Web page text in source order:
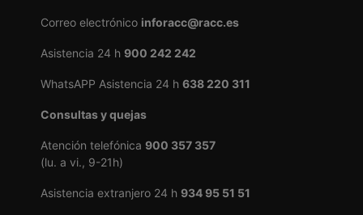
Correo electrónico inforacc@racc.es
Asistencia 24 h 900 242 242
WhatsAPP Asistencia 24 h 638 220 311
Consultas y quejas
Atención telefónica 900 357 357
(lu. a vi., 9-21h)
Asistencia extranjero 24 h 934 95 51 51